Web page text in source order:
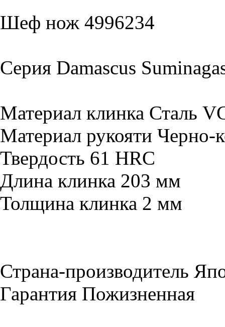
Шеф нож 4996234
Серия Damascus
Материал клинка Сталь
Материал рукояти Черно-
Твердость 61 HRC
Длина клинка 203 мм
Толщина клинка 2 мм
Страна-производитель
Гарантия Пожизненная